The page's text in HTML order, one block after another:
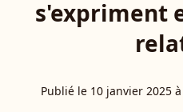
s'expriment
Publié le 10 janvier 2025 à